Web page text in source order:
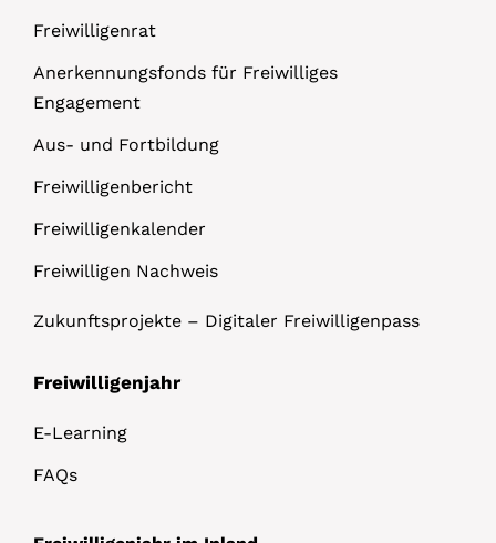
Freiwilligenrat
Anerkennungsfonds für Freiwilliges
Engagement
Aus- und Fortbildung
Freiwilligenbericht
Freiwilligenkalender
Freiwilligen Nachweis
Zukunftsprojekte – Digitaler Freiwilligenpass
Freiwilligenjahr
E-Learning
FAQs